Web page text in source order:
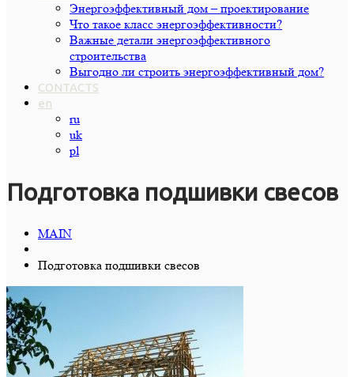
Энергоэффективный дом – проектирование
Что такое класс энергоэффективности?
Важные детали энергоэффективного
строительства
Выгодно ли строить энергоэффективный дом?
CONTACTS
en
ru
uk
pl
Подготовка подшивки свесов
MAIN
Подготовка подшивки свесов